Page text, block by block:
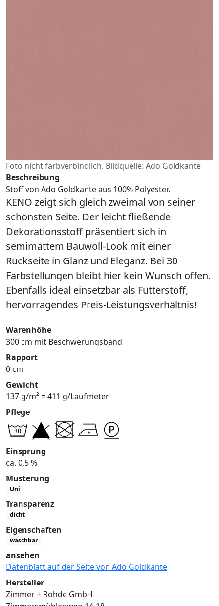
Foto nicht farbverbindlich. Bildquelle: Ado Goldkante
Beschreibung
Stoff von Ado Goldkante aus 100% Polyester.
KENO zeigt sich gleich zweimal von seiner
schönsten Seite. Der leicht fließende
Dekorationsstoff präsentiert sich in
semimattem Bauwoll-Look mit einer
Rückseite in Glanz und Eleganz. Bei 30
Farbstellungen bleibt hier kein Wunsch offen.
Ebenfalls ideal einsetzbar als Futterstoff,
hervorragendes Preis-Leistungsverhältnis!
Warenhöhe
300 cm mit Beschwerungsband
Rapport
0 cm
Gewicht
137 g/m² = 411 g/Laufmeter
Pflege
Einsprung
ca. 0,5 %
Musterung
Uni
Transparenz
dicht
Eigenschaften
waschbar
ansehen
Datenblatt auf der Seite von Ado Goldkante
Hersteller
Zimmer + Rohde GmbH